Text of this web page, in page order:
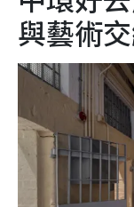
與藝術